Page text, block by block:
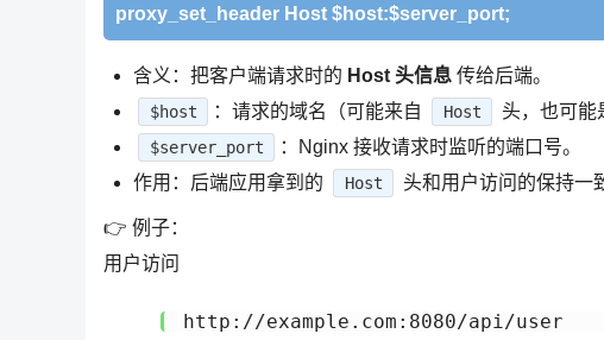
proxy_set_header Host $host:$server_port;
含义：把客户端请求时的 Host 头信息 传给后端。
$host ：请求的域名（可能来自 Host 头，也可能
$server_port
：Nginx 接收请求时监听的端口号。
作用：后端应用拿到的
Host 头和用户访问的保持一
👉 例子：
用户访问